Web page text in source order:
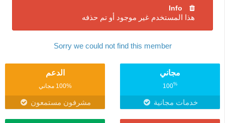
هذا المستخدم غير موجود أو تم حذفه
Sorry we could not find this member
مجاني
100%
خدمات مجانية
الدعم
100% مجاني
مشرفون مستمعون